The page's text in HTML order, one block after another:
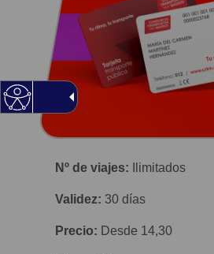
Nº de viajes: Ilimitados
Validez: 30 días
Precio: Desde 14,30